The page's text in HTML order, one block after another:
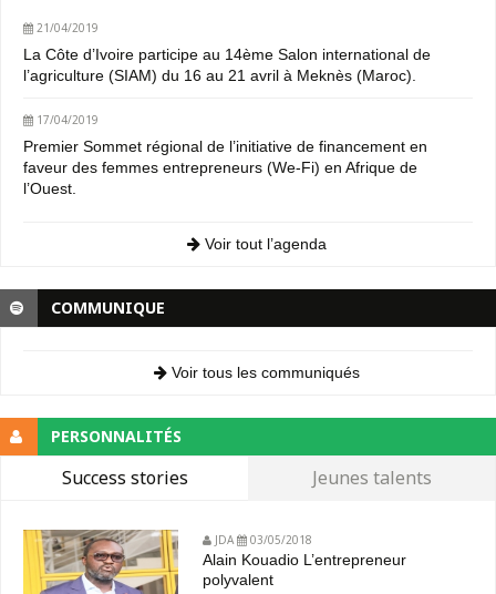
21/04/2019
La Côte d’Ivoire participe au 14ème Salon international de
l’agriculture (SIAM) du 16 au 21 avril à Meknès (Maroc).
17/04/2019
Premier Sommet régional de l’initiative de financement en
faveur des femmes entrepreneurs (We-Fi) en Afrique de
l’Ouest.
Voir tout l’agenda
COMMUNIQUE
Voir tous les communiqués
PERSONNALITÉS
Success stories Jeunes talents
JDA 03/05/2018
Alain Kouadio L’entrepreneur
polyvalent